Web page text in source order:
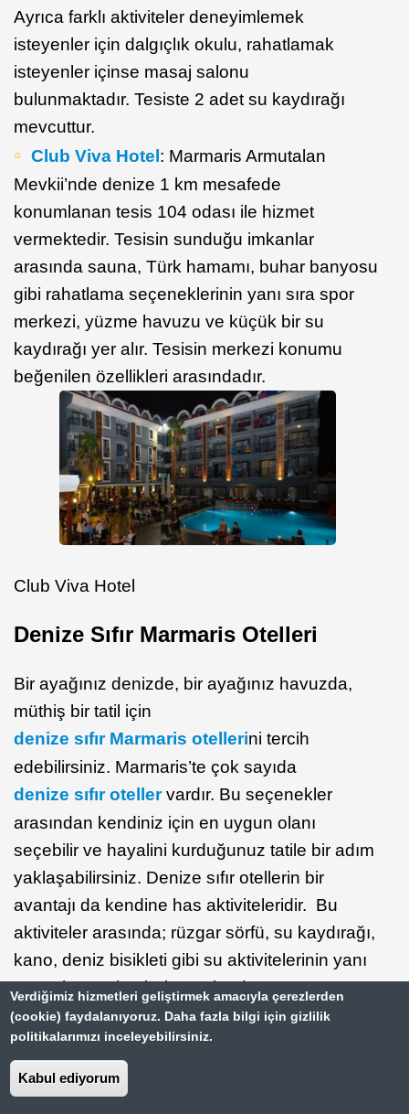
Ayrıca farklı aktiviteler deneyimlemek
isteyenler için dalgıçlık okulu, rahatlamak
isteyenler içinse masaj salonu
bulunmaktadır. Tesiste 2 adet su kaydırağı
mevcuttur.
Club Viva Hotel: Marmaris Armutalan
Mevkii’nde denize 1 km mesafede
konumlanan tesis 104 odası ile hizmet
vermektedir. Tesisin sunduğu imkanlar
arasında sauna, Türk hamamı, buhar banyosu
gibi rahatlama seçeneklerinin yanı sıra spor
merkezi, yüzme havuzu ve küçük bir su
kaydırağı yer alır. Tesisin merkezi konumu
beğenilen özellikleri arasındadır.
Club Viva Hotel
Denize Sıfır Marmaris Otelleri
Bir ayağınız denizde, bir ayağınız havuzda,
müthiş bir tatil için
denize sıfır Marmaris otellerini tercih
edebilirsiniz. Marmaris’te çok sayıda
denize sıfır otellervardır. Bu seçenekler
arasından kendiniz için en uygun olanı
seçebilir ve hayalini kurduğunuz tatile bir adım
yaklaşabilirsiniz. Denize sıfır otellerin bir
avantajı da kendine has aktiviteleridir. Bu
aktiviteler arasında; rüzgar sörfü, su kaydırağı,
kano, deniz bisikleti gibi su aktivitelerinin yanı
sıra tekne turları bulunmaktadır.
Pencerenizden muhteşem deniz manzarasına
uyanma ve sabah plajda yürüyüş ya da spor
yapma hayalini kuruyorsanız tercihiniz bu
otellerden yana olmalı.
Verdiğimiz hizmetleri geliştirmek amacıyla çerezlerden
(cookie) faydalanıyoruz. Daha fazla bilgi için gizlilik
politikalarımızı inceleyebilirsiniz.
Kabul ediyorum